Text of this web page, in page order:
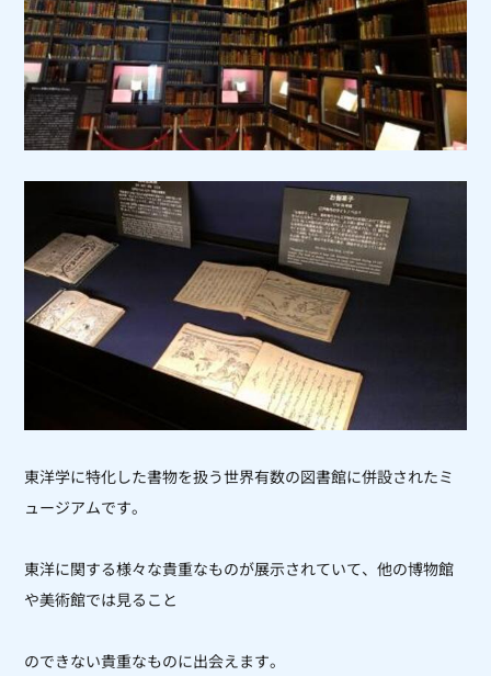
東洋学に特化した書物を扱う世界有数の図書館に併設されたミ
ュージアムです。
東洋に関する様々な貴重なものが展示されていて、他の博物館
や美術館では見ること
のできない貴重なものに出会えます。